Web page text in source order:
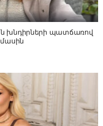
խնդիրների պատճառով